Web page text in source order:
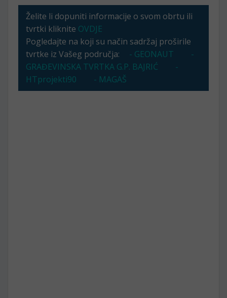
Želite li dopuniti informacije o svom obrtu ili
tvrtki kliknite OVDJE
Pogledajte na koji su način sadržaj proširile
tvrtke iz Vašeg područja:
- GEONAUT
-
GRAĐEVINSKA TVRTKA G.P. BAJRIĆ
-
HTprojekti90
- MAGAŠ